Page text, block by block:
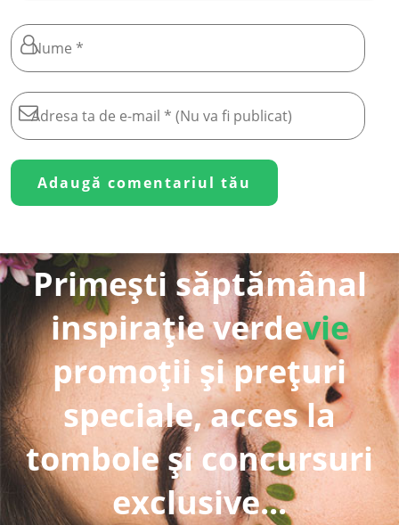
Primești săptămânal
inspirație verdevie
promoții și prețuri
speciale, acces la
tombole și concursuri
exclusive...